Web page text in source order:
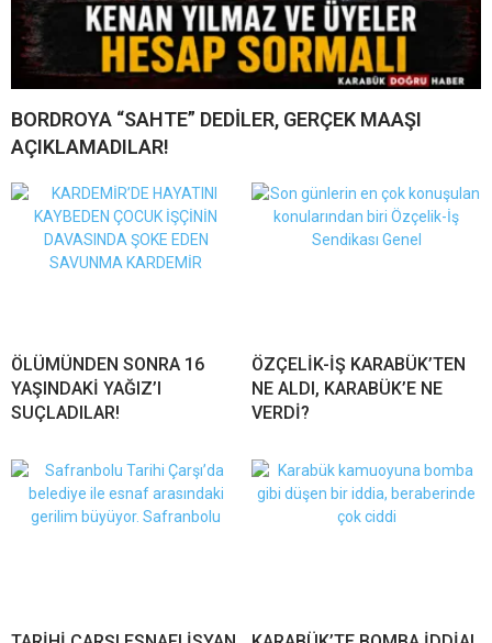
BORDROYA “SAHTE” DEDİLER, GERÇEK MAAŞI
AÇIKLAMADILAR!
ÖLÜMÜNDEN SONRA 16
YAŞINDAKİ YAĞIZ’I
SUÇLADILAR!
ÖZÇELİK-İŞ KARABÜK’TEN
NE ALDI, KARABÜK’E NE
VERDİ?